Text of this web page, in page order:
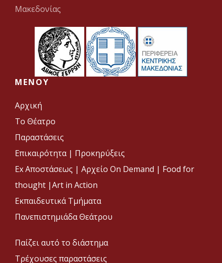
Μακεδονίας
MENOY
Αρχική
Το Θέατρο
Παραστάσεις
Επικαιρότητα | Προκηρύξεις
Ex Αποστάσεως | Αρχείο On Demand | Food for
thought |Art in Action
Εκπαιδευτικά Τμήματα
Πανεπιστημιάδα Θεάτρου
Παίζει αυτό το διάστημα
Τρέχουσες παραστάσεις